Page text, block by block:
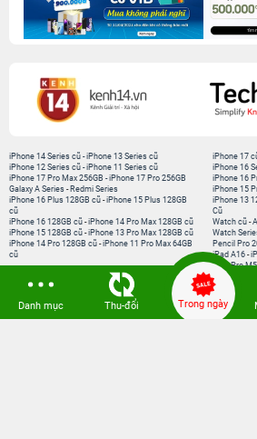
iPhone 14 Series cũ -iPhone 13 Series cũ
iPhone 12 Series cũ -iPhone 11 Series cũ
iPhone 17 Pro Max 256GB -iPhone 17 Pro 256GB
Galaxy A Series - Redmi Series
iPhone 17
iPhone 16
iPhone 16
iPhone 15
iPhone 16 Plus 128GB cũ -iPhone 15 Plus 128GB
cũ
iPhone 16 128GB cũ -iPhone 14 Pro Max 128GB cũ
iPhone 15 128GB cũ -iPhone 13 Pro Max 128GB cũ
iPhone 14 Pro 128GB cũ -iPhone 11 Pro Max 64GB
cũ
iPhone 13
Cũ
Watch cũ -
Watch
Pencil Pro
iPad A16 -
iPad Pro M5
MacBook Air M5
Loa Sounarc
Phụ kiện chính hãng
Danh mục Thu-đổi Trong ngày